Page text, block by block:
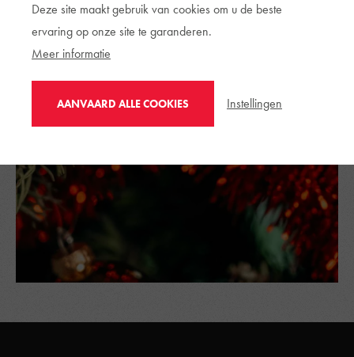
Deze site maakt gebruik van cookies om u de beste
ervaring op onze site te garanderen.
Meer informatie
AANVAARD ALLE COOKIES Instellingen